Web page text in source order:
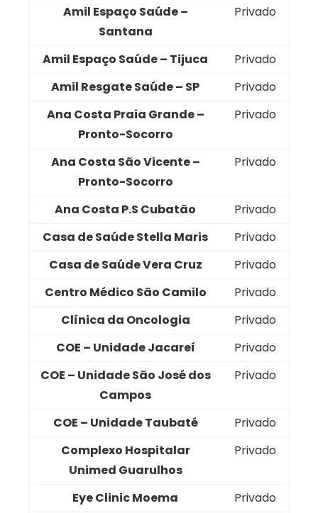
Amil Espaço Saúde –
Santana
Privado
Amil Espaço Saúde – Tijuca
Privado
Amil Resgate Saúde – SP
Privado
Ana Costa Praia Grande –
Pronto-Socorro
Privado
Ana Costa São Vicente –
Pronto-Socorro
Privado
Ana Costa P.S Cubatão
Privado
Casa de Saúde Stella Maris
Privado
Casa de Saúde Vera Cruz
Privado
Centro Médico São Camilo
Privado
Clínica da Oncologia
Privado
COE – Unidade Jacareí
Privado
COE – Unidade São José dos
Campos
Privado
COE – Unidade Taubaté
Privado
Complexo Hospitalar
Unimed Guarulhos
Privado
Eye Clinic Moema
Privado